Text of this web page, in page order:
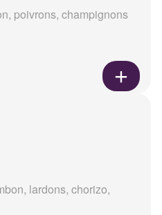
poivrons, champignons
lardons, chorizo,